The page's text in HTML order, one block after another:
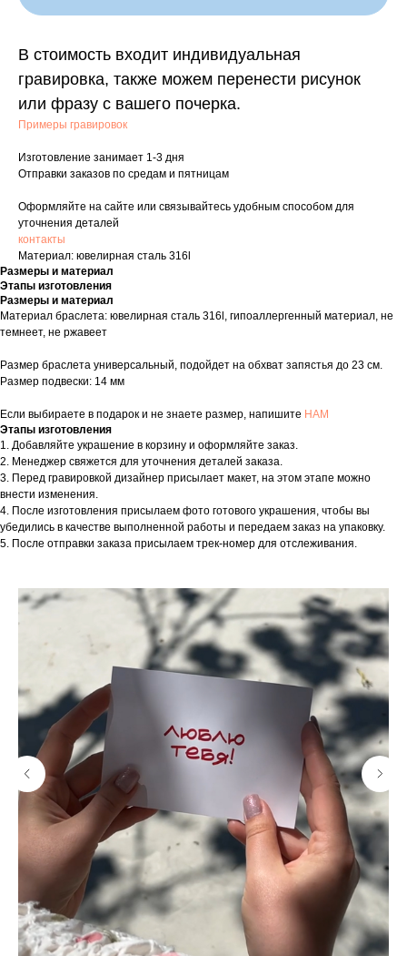
В стоимость входит индивидуальная
гравировка, также можем перенести рисунок
или фразу с вашего почерка.
Примеры гравировок
Изготовление занимает 1-3 дня
Отправки заказов по средам и пятницам
Оформляйте на сайте или связывайтесь удобным способом для
уточнения деталей
контакты
Материал: ювелирная сталь 316l
Размеры и материал
Этапы изготовления
Размеры и материал
Материал браслета: ювелирная сталь 316l, гипоаллергенный материал, не
темнеет, не ржавеет
Размер браслета универсальный, подойдет на обхват запястья до 23 см.
Размер подвески: 14 мм
Если выбираете в подарок и не знаете размер, напишите НАМ
Этапы изготовления
1. Добавляйте украшение в корзину и оформляйте заказ.
2. Менеджер свяжется для уточнения деталей заказа.
3. Перед гравировкой дизайнер присылает макет, на этом этапе можно
внести изменения.
4. После изготовления присылаем фото готового украшения, чтобы вы
убедились в качестве выполненной работы и передаем заказ на упаковку.
5. После отправки заказа присылаем трек-номер для отслеживания.